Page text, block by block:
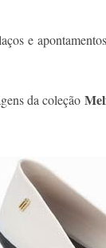
e
da coleção